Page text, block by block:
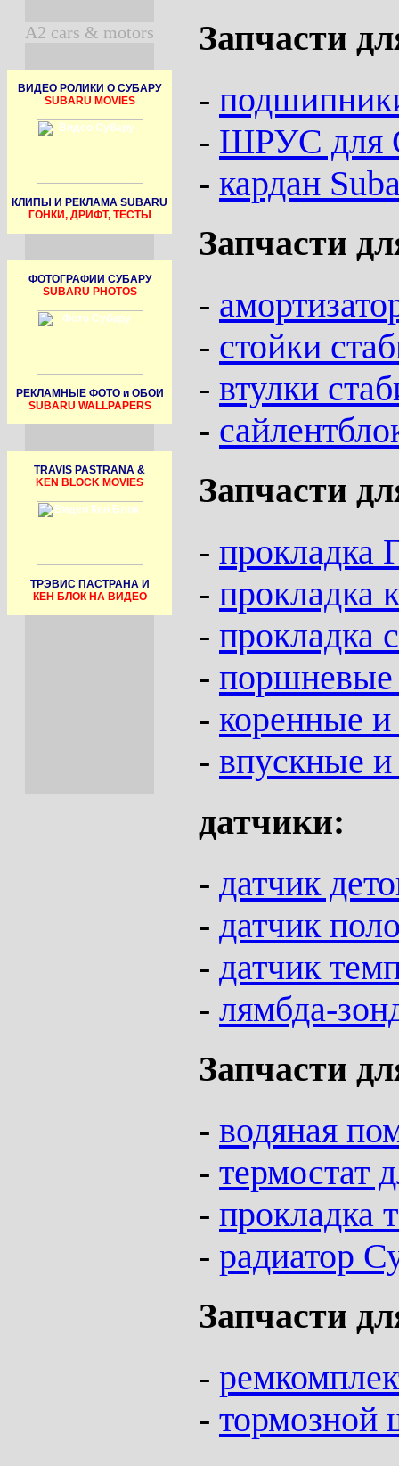
A2 cars & motors
ВИДЕО РОЛИКИ О СУБАРУ
SUBARU MOVIES
КЛИПЫ И РЕКЛАМА SUBARU
ГОНКИ, ДРИФТ, ТЕСТЫ
ФОТОГРАФИИ СУБАРУ
SUBARU PHOTOS
РЕКЛАМНЫЕ ФОТО и ОБОИ
SUBARU WALLPAPERS
TRAVIS PASTRANA &
KEN BLOCK MOVIES
ТРЭВИС ПАСТРАНА И
КЕН БЛОК НА ВИДЕО
Запчасти
-
- ШРУС для
- кардан
Запчасти
-
- стойки
- втулки
-
Запчасти
- прокладка
- прокладка
- прокладка
- поршневые
- коренные
- впускные
датчики:
- датчик
- датчик
- датчик
- лямбда-
Запчасти
- водяная
- термостат
- прокладка
- радиатор
Запчасти
-
- тормозной